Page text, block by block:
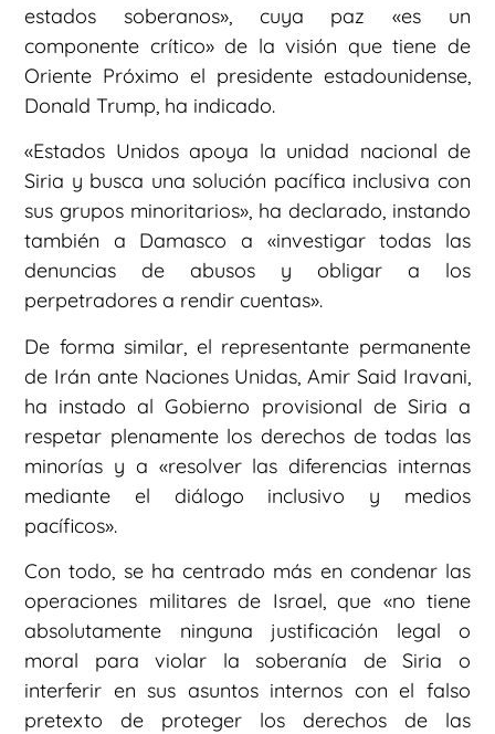
estados soberanos», cuya paz «es un
componente crítico» de la visión que tiene de
Oriente Próximo el presidente estadounidense,
Donald Trump, ha indicado.
«Estados Unidos apoya la unidad nacional de
Siria y busca una solución pacífica inclusiva con
sus grupos minoritarios», ha declarado, instando
también a Damasco a «investigar todas las
denuncias de abusos y obligar a los
perpetradores a rendir cuentas».
De forma similar, el representante permanente
de Irán ante Naciones Unidas, Amir Said Iravani,
ha instado al Gobierno provisional de Siria a
respetar plenamente los derechos de todas las
minorías y a «resolver las diferencias internas
mediante el diálogo inclusivo y medios
pacíficos».
Con todo, se ha centrado más en condenar las
operaciones militares de Israel, que «no tiene
absolutamente ninguna justificación legal o
moral para violar la soberanía de Siria o
interferir en sus asuntos internos con el falso
pretexto de proteger los derechos de las